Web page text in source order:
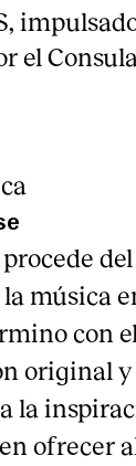
el
música
con
original y
la
ofrecer